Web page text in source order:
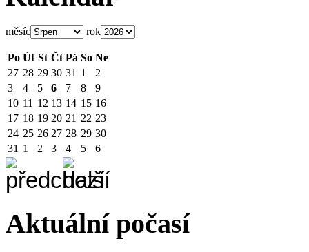
měsíc rok
Po Út St Čt Pá So Ne
27 28 29 30 31 1
2
3
4 5 6 7 8
9
10 11 12 13 14 15 16
17 18 19 20 21 22 23
24 25 26 27 28 29 30
31 1 2 3 4 5 6
Aktuální počasí